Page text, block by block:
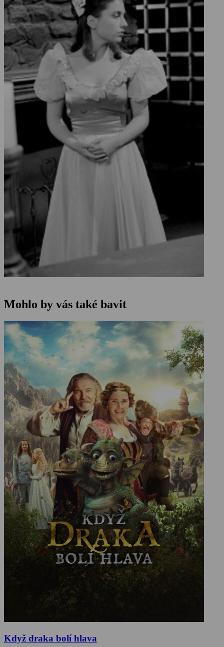
Mohlo by vás také bavit
Když draka bolí hlava